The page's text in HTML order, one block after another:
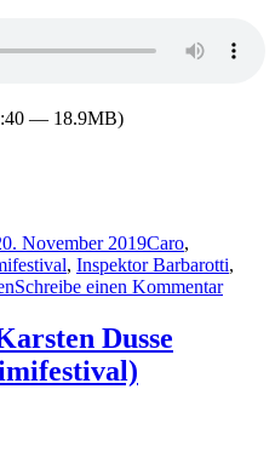
— 18.9MB)
November 2019Caro,
, Inspektor Barbarotti,
Schreibe einen Kommentarzu
Dusse